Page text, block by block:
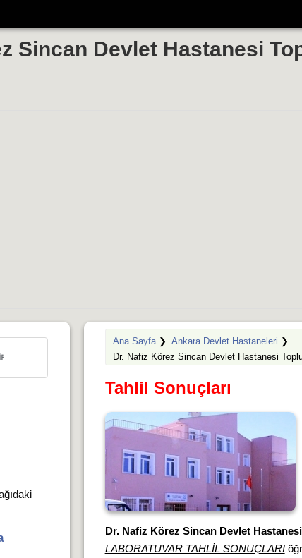
Sincan Devlet Hastanesi
Ana Sayfa❯ Ankara Devlet Hastaneleri ❯
Dr. Nafiz Körez Sincan Devlet Hastanesi
Tahlil Sonuçları
Dr. Nafiz Körez Sincan Devlet
LABORATUVAR TAHLİL SONUÇLARI